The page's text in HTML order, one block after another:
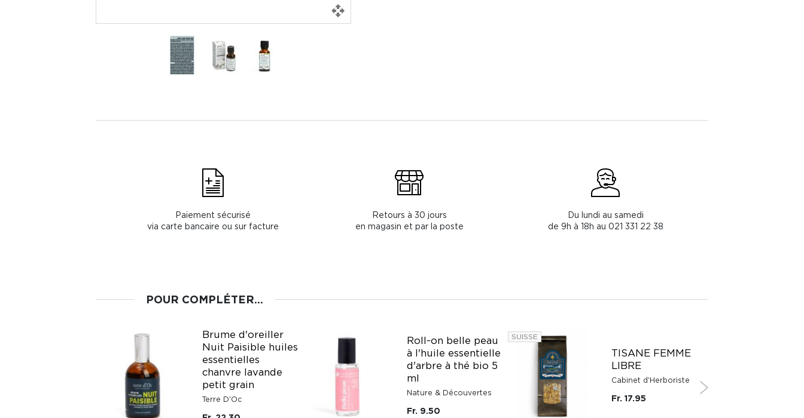
Paiement sécurisé
via carte bancaire ou sur facture
Retours à 30 jours
en magasin et par la poste
Du lundi au samedi
de 9h à 18h au 021 331 22 38
POUR COMPLÉTER...
Brume d'oreiller
Nuit Paisible huiles
essentielles
chanvre lavande
petit grain
Terre D'Oc
Roll-on belle peau
à l'huile essentielle
d'arbre à thé bio 5
ml
Nature & Découvertes
Fr. 9.50
SUISSE
TISANE FEMME
LIBRE
Cabinet d'Herboriste
Fr. 17.95